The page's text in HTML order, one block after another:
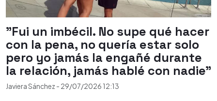
"Fui un imbécil. No supe qué hacer
con la pena, no quería estar solo
pero yo jamás la engañé durante
la relación, jamás hablé con nadie"
Javiera Sánchez - 29/07/2026 12:13